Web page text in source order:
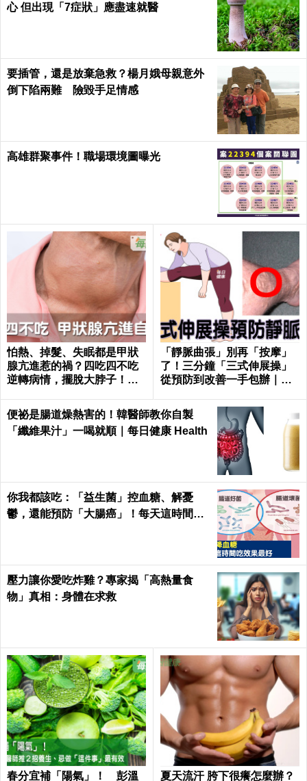
心 但出現「7症狀」應盡速就醫
要插管，還是放棄急救？楊月娥母親意外
倒下陷兩難 險毀手足情感
高雄群聚事件！職場環境圖曝光
怕熱、掉髮、失眠都是甲狀
腺亢進惹的禍？四吃四不吃
逆轉病情，擺脫大脖子！｜
「靜脈曲張」別再「按摩」
了！三分鐘「三式伸展操」
從預防到改善一手包辦｜每
便祕是腸道燥熱害的！韓醫師教你自製
「纖維果汁」一喝就順｜每日健康 Health
你我都該吃：「益生菌」控血糖、解憂
鬱，還能預防「大腸癌」！每天這時間吃
壓力讓你愛吃炸雞？專家揭「高熱量食
物」真相：身體在求救
春分宜補「陽氣」！ 彭溫 夏天流汗 胯下很癢怎麼辦？